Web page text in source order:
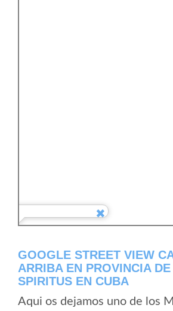
GOOGLE STREET VIEW
ARRIBA EN PROVINCIA
SPIRITUS EN CUBA
Aqui os dejamos uno de los